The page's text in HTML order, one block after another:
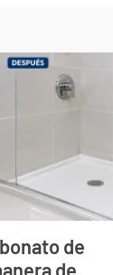
de
de